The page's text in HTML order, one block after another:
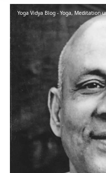
Yoga Vidya Blog - Yoga, Meditation